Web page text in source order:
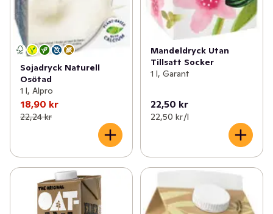
Sojadryck Naturell
Osötad
1 l, Alpro
18,90 kr
22,24 kr
Mandeldryck Utan
Tillsatt Socker
1 l, Garant
22,50 kr
22,50 kr /l